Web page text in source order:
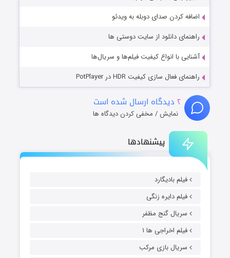
پیشنهادها
فیلم بادیگارد
فیلم دایره زنگی
سریال گنج مظفر
فیلم اخراجی ها ۱
سریال بازی مرکب
اضافه کردن صدای دوبله به ویدئو
راهنمای دانلود از سایت دوستی ها
آشنایی با انواع کیفیت فیلم‌ها و سریال‌ها
راهنمای فعال سازی کیفیت HDR در PotPlayer
۲ دیدگاه ارسال شده است
نمایش / مخفی کردن دیدگاه ها